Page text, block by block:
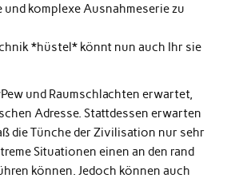
komplexe Ausnahmeserie zu
*hüstel* könnt nun auch Ihr sie
und Raumschlachten erwartet,
Adresse. Stattdessen erwarten
die Tünche der Zivilisation nur sehr
Situationen einen an den rand
können. Jedoch können auch